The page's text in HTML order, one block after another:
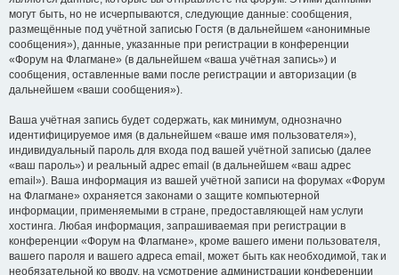
могут быть, но не исчерпываются, следующие данные: сообщения,
размещённые под учётной записью Гостя (в дальнейшем «анонимные
сообщения»), данные, указанные при регистрации в конференции
«Форум на Флагмане» (в дальнейшем «ваша учётная запись») и
сообщения, оставленные вами после регистрации и авторизации (в
дальнейшем «ваши сообщения»).
Ваша учётная запись будет содержать, как минимум, однозначно
идентифицируемое имя (в дальнейшем «ваше имя пользователя»),
индивидуальный пароль для входа под вашей учётной записью (далее
«ваш пароль») и реальный адрес email (в дальнейшем «ваш адрес
email»). Ваша информация из вашей учётной записи на форумах «Форум
на Флагмане» охраняется законами о защите компьютерной
информации, применяемыми в стране, предоставляющей нам услуги
хостинга. Любая информация, запрашиваемая при регистрации в
конференции «Форум на Флагмане», кроме вашего имени пользователя,
вашего пароля и вашего адреса email, может быть как необходимой, так и
необязательной ко вводу, на усмотрение администрации конференции